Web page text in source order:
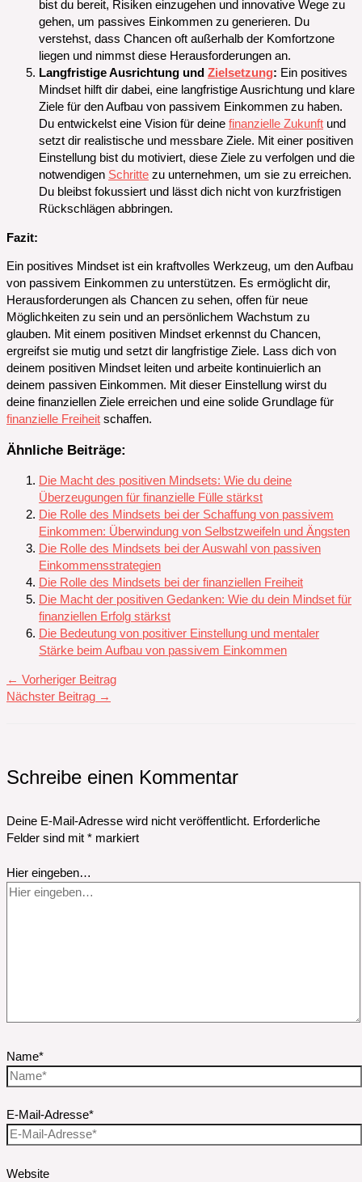
bist du bereit, Risiken einzugehen und innovative Wege zu
gehen, um passives Einkommen zu generieren. Du
verstehst, dass Chancen oft außerhalb der Komfortzone
liegen und nimmst diese Herausforderungen an.
Langfristige Ausrichtung und Zielsetzung: Ein positives
Mindset hilft dir dabei, eine langfristige Ausrichtung und klare
Ziele für den Aufbau von passivem Einkommen zu haben.
Du entwickelst eine Vision für deine finanzielle Zukunft und
setzt dir realistische und messbare Ziele. Mit einer positiven
Einstellung bist du motiviert, diese Ziele zu verfolgen und die
notwendigen Schritte zu unternehmen, um sie zu erreichen.
Du bleibst fokussiert und lässt dich nicht von kurzfristigen
Rückschlägen abbringen.
Fazit:
Ein positives Mindset ist ein kraftvolles Werkzeug, um den Aufbau
von passivem Einkommen zu unterstützen. Es ermöglicht dir,
Herausforderungen als Chancen zu sehen, offen für neue
Möglichkeiten zu sein und an persönlichem Wachstum zu
glauben. Mit einem positiven Mindset erkennst du Chancen,
ergreifst sie mutig und setzt dir langfristige Ziele. Lass dich von
deinem positiven Mindset leiten und arbeite kontinuierlich an
deinem passiven Einkommen. Mit dieser Einstellung wirst du
deine finanziellen Ziele erreichen und eine solide Grundlage für
finanzielle Freiheit schaffen.
Ähnliche Beiträge:
Die Macht des positiven Mindsets: Wie du deine
Überzeugungen für finanzielle Fülle stärkst
Die Rolle des Mindsets bei der Schaffung von passivem
Einkommen: Überwindung von Selbstzweifeln und Ängsten
Die Rolle des Mindsets bei der Auswahl von passiven
Einkommensstrategien
Die Rolle des Mindsets bei der finanziellen Freiheit
Die Macht der positiven Gedanken: Wie du dein Mindset für
finanziellen Erfolg stärkst
Die Bedeutung von positiver Einstellung und mentaler
Stärke beim Aufbau von passivem Einkommen
← Vorheriger Beitrag
Nächster Beitrag →
Schreibe einen Kommentar
Deine E-Mail-Adresse wird nicht veröffentlicht. Erforderliche
Felder sind mit * markiert
Hier eingeben…
Name*
E-Mail-Adresse*
Website